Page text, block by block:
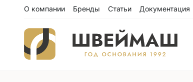
О компании Бренды Статьи Документация